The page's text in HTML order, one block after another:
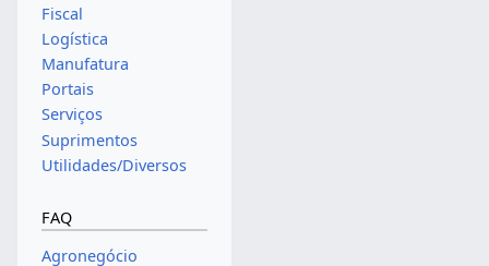
Fiscal
Logística
Manufatura
Portais
Serviços
Suprimentos
Utilidades/Diversos
FAQ
Agronegócio